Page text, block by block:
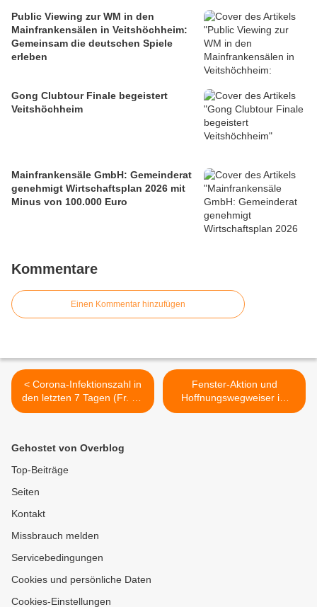
Public Viewing zur WM in den
Mainfrankensälen in Veitshöchheim:
Gemeinsam die deutschen Spiele
erleben
Gong Clubtour Finale begeistert
Veitshöchheim
Mainfrankensäle GmbH: Gemeinderat
genehmigt Wirtschaftsplan 2026 mit
Minus von 100.000 Euro
Kommentare
Einen Kommentar hinzufügen
< Corona-Infektionszahl in
den letzten 7 Tagen (Fr. bis
Fr. 4.12.. ) in Veitshöchheim
der Grundschule
Veitshöchheim
Fenster-Aktion und
Hoffnungswegweiser im
Advent des Kindergartens
Gehostet von Overblog
Top-Beiträge
Seiten
Kontakt
Missbrauch melden
Servicebedingungen
Cookies und persönliche Daten
Cookies-Einstellungen